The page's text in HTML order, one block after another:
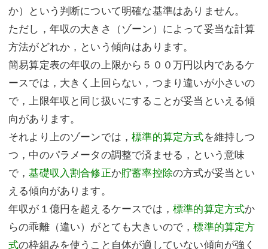
か）という判断について明確な基準はありません。
ただし，年収の大きさ（ゾーン）によって妥当な計算
方法がどれか，という傾向はあります。
簡易算定表の年収の上限から５００万円以内であるケ
ースでは，大きく上回らない，つまり違いが小さいの
で，上限年収と同じ扱いにすることが妥当といえる傾
向があります。
それより上のゾーンでは，標準的算定方式を維持しつ
つ，中のパラメータの調整で済ませる，という意味
で，基礎収入割合修正か貯蓄率控除の方式が妥当とい
える傾向があります。
年収が１億円を超えるケースでは， 標準的算定方式か
らの乖離（違い）がとても大きいので，標準的算定方
式の枠組みを使うこと自体が適していない傾向が強く